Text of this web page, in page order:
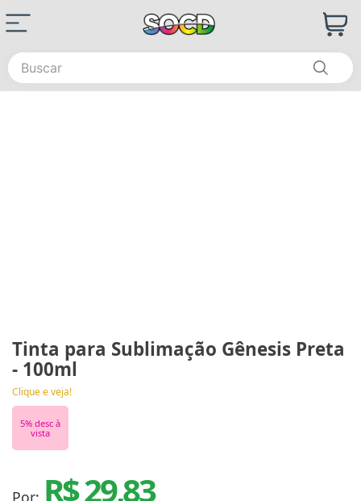
Buscar
Tinta para Sublimação Gênesis Preta
- 100ml
Clique e veja!
5% desc à
vista
Por: R$ 29,83